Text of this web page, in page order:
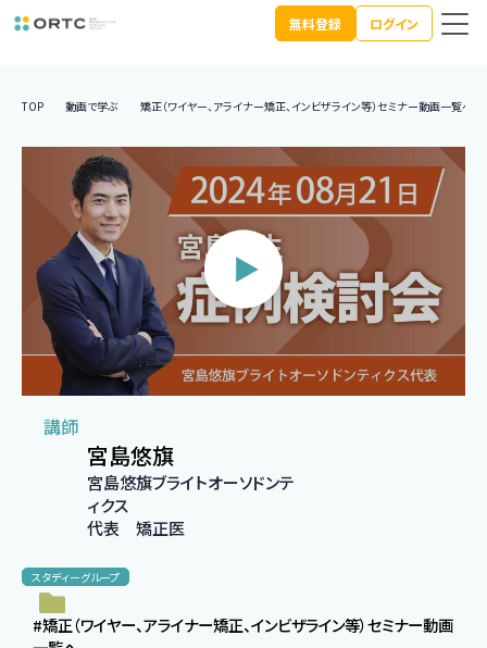
無料登録 ログイン
TOP 動画で学ぶ 矯正（ワイヤー、アライナー矯正、インビザライン等）セミナー動画一覧へ
講師
宮島悠旗
宮島悠旗ブライトオーソドンテ
ィクス
代表 矯正医
スタディーグループ
#矯正（ワイヤー、アライナー矯正、インビザライン等）セミナー動画